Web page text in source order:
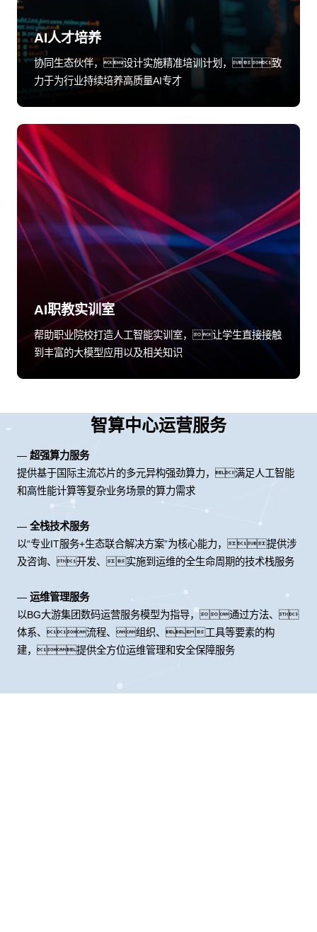
AI人才培养
协同生态伙伴，设计实施精准培训计划，致
力于为行业持续培养高质量AI专才
AI职教实训室
帮助职业院校打造人工智能实训室，让学生直接接触
到丰富的大模型应用以及相关知识
智算中心运营服务
— 超强算力服务
提供基于国际主流芯片的多元异构强劲算力，满足人工智能
和高性能计算等复杂业务场景的算力需求
— 全栈技术服务
以“专业IT服务+生态联合解决方案”为核心能力，提供涉
及咨询、开发、实施到运维的全生命周期的技术栈服务
— 运维管理服务
以BG大游集团数码运营服务模型为指导，通过方法、
体系、流程、组织、工具等要素的构
建，提供全方位运维管理和安全保障服务